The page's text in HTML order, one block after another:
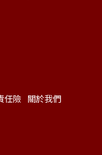
任險 關於我們